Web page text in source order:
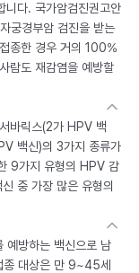
니다. 국가암검진권고안
궁경부암 검진을 받는
종한 경우 거의 100%
람도 재감염을 예방할
바릭스(2가 HPV 백
백신)의 3가지 종류가
9가지 유형의 HPV 감
중 가장 많은 유형의
예방하는 백신으로 남
종 대상은 만 9~45세